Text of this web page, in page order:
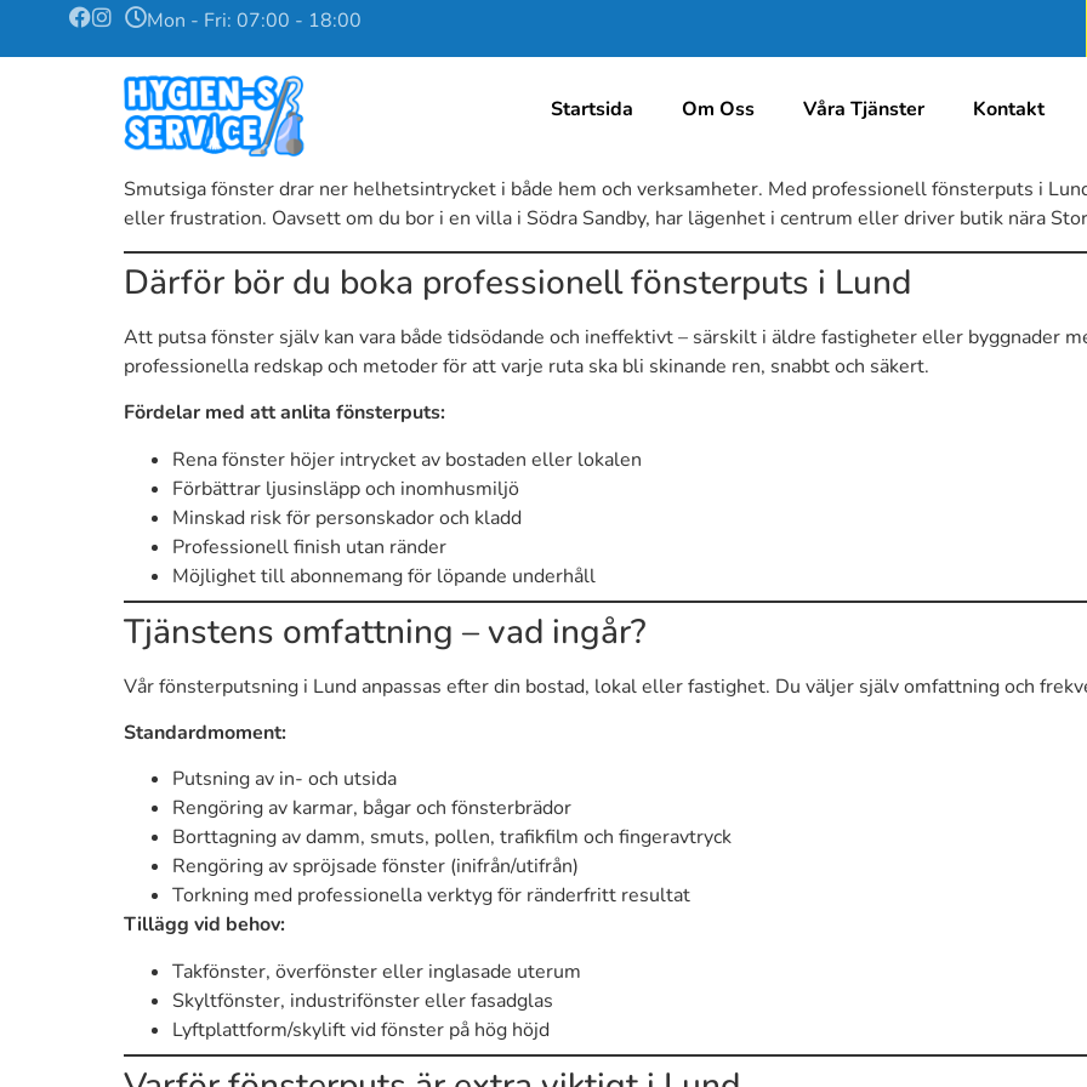
Mon - Fri: 07:00 - 18:00
Startsida Om Oss Våra Tjänster Kontakt
Smutsiga fönster drar ner helhetsintrycket i både hem och verksamheter. Med professionell fönsterputs i
eller frustration. Oavsett om du bor i en villa i Södra Sandby, har lägenhet i centrum eller driver butik nära
Därför bör du boka professionell fönsterputs i Lund
Att putsa fönster själv kan vara både tidsödande och ineffektivt – särskilt i äldre fastigheter eller byggnader
professionella redskap och metoder för att varje ruta ska bli skinande ren, snabbt och säkert.
Fördelar med att anlita fönsterputs:
Rena fönster höjer intrycket av bostaden eller lokalen
Förbättrar ljusinsläpp och inomhusmiljö
Minskad risk för personskador och kladd
Professionell finish utan ränder
Möjlighet till abonnemang för löpande underhåll
Tjänstens omfattning – vad ingår?
Vår fönsterputsning i Lund anpassas efter din bostad, lokal eller fastighet. Du väljer själv omfattning och
Standardmoment:
Putsning av in- och utsida
Rengöring av karmar, bågar och fönsterbrädor
Borttagning av damm, smuts, pollen, trafikfilm och fingeravtryck
Rengöring av spröjsade fönster (inifrån/utifrån)
Torkning med professionella verktyg för ränderfritt resultat
Tillägg vid behov:
Takfönster, överfönster eller inglasade uterum
Skyltfönster, industrifönster eller fasadglas
Lyftplattform/skylift vid fönster på hög höjd